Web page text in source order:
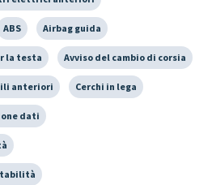
ABS Airbag guida
la testa Avviso del cambio di corsia
anteriori Cerchi in lega
dati